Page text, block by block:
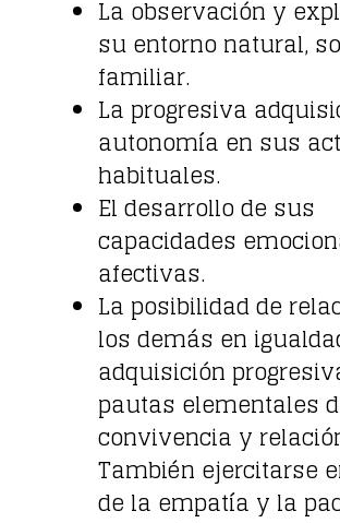
La observación y
su entorno natural,
familiar.
La progresiva
autonomía en sus
habituales.
El desarrollo de sus
capacidades
afectivas.
La posibilidad de
los demás en
adquisición
pautas elementales
convivencia y
También ejercitarse
de la empatía y la